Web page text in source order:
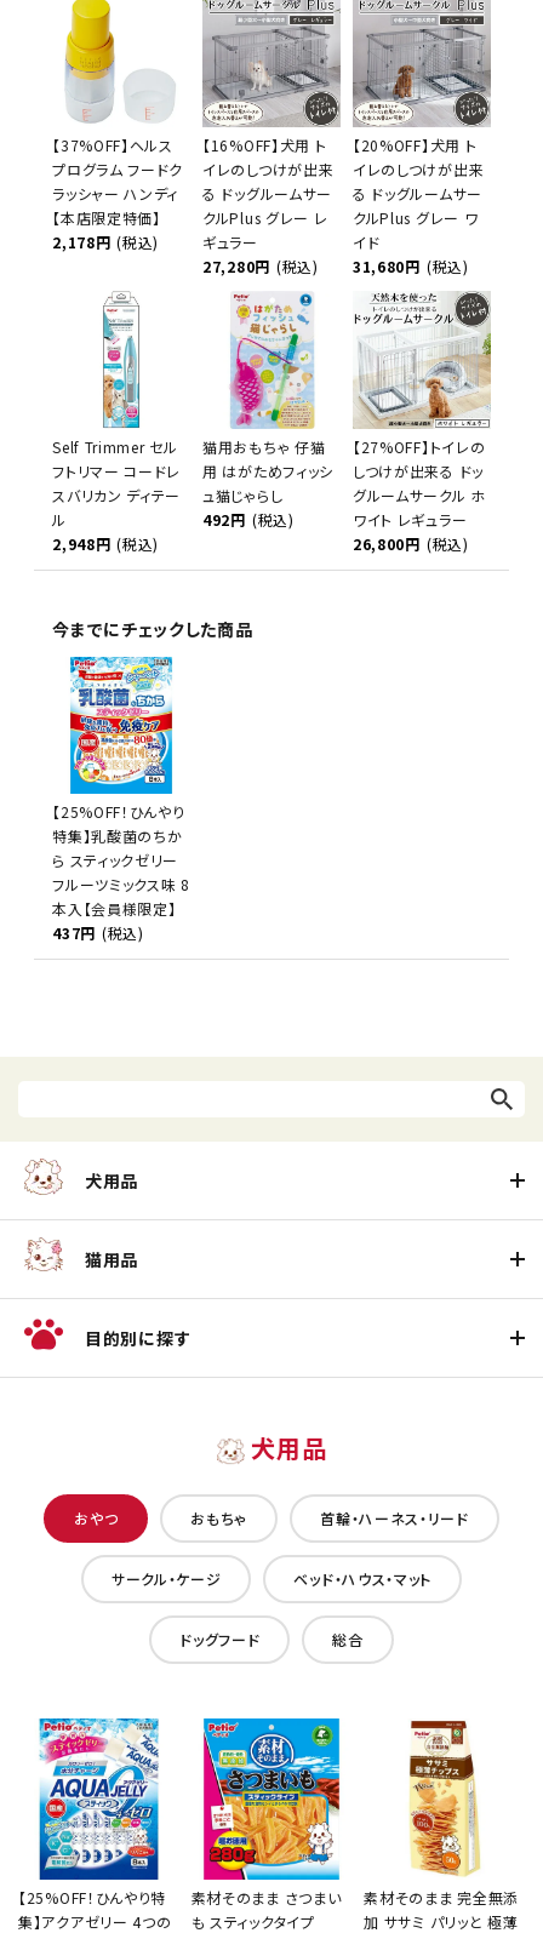
【37%OFF】ヘルス
プログラム フードク
ラッシャー ハンディ
【本店限定特価】
2,178円 (税込)
【16%OFF】犬用 ト
イレのしつけが出来
る ドッグルームサー
クルPlus グレー レ
ギュラー
27,280円 (税込)
【20%OFF】犬用 ト
イレのしつけが出来
る ドッグルームサー
クルPlus グレー ワ
イド
31,680円 (税込)
Self Trimmer セル
フトリマー コードレ
スバリカン ディテー
ル
2,948円 (税込)
猫用おもちゃ 仔猫
用 はがためフィッシ
ュ猫じゃらし
492円 (税込)
【27%OFF】トイレの
しつけが出来る ドッ
グルームサークル ホ
ワイト レギュラー
26,800円 (税込)
今までにチェックした商品
【25%OFF！ひんやり
特集】乳酸菌のちか
ら スティックゼリー
フルーツミックス味 8
本入【会員様限定】
437円 (税込)
犬用品
猫用品
目的別に探す
犬用品
おやつ おもちゃ 首輪・ハーネス・リード
サークル・ケージ ベッド・ハウス・マット
ドッグフード 総合
【25%OFF！ひんやり特
集】アクアゼリー 4つの
素材そのまま さつまい
も スティックタイプ
素材そのまま 完全無添
加 ササミ パリッと 極薄